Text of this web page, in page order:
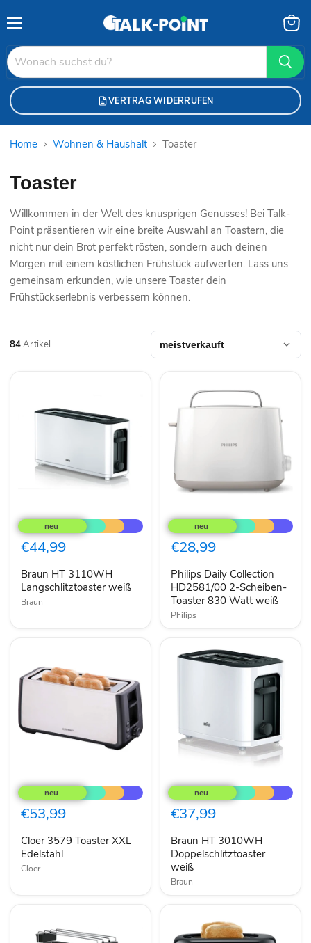
VERTRAG WIDERRUFEN
Home Wohnen & Haushalt Toaster
Toaster
Willkommen in der Welt des knusprigen Genusses! Bei Talk-
Point präsentieren wir eine breite Auswahl an Toastern, die
nicht nur dein Brot perfekt rösten, sondern auch deinen
Morgen mit einem köstlichen Frühstück aufwerten. Lass uns
gemeinsam erkunden, wie unsere Toaster dein
Frühstückserlebnis verbessern können.
84Artikel
HT
3110WH
Langschlitztoaster
weiß
€44,99
Braun HT 3110WH
Langschlitztoaster weiß
Braun
Daily
Collection
HD2581/00
2-
Toaster
830
Watt
weiß
€28,99
Philips Daily Collection
HD2581/00 2-Scheiben-
Toaster 830 Watt weiß
Philips
3579
Toaster
XXL
Edelstahl
€53,99
Cloer 3579 Toaster XXL
Edelstahl
Cloer
HT
3010WH
Doppelschlitztoaster
weiß
€37,99
Braun HT 3010WH
Doppelschlitztoaster
weiß
Braun